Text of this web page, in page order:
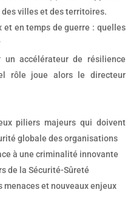
villes et des territoires.
et en temps de guerre : quelles
un accélérateur de résilience
rôle joue alors le directeur
piliers majeurs qui doivent
globale des organisations
à une criminalité innovante
de la Sécurité-Sûreté
et nouveaux enjeux